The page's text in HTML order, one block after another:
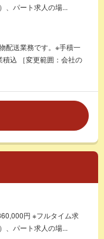
、パート求人の場...
配送業務です。※手積一
込 ［変更範囲：会社の
円 ※フルタイム求
、パート求人の場...